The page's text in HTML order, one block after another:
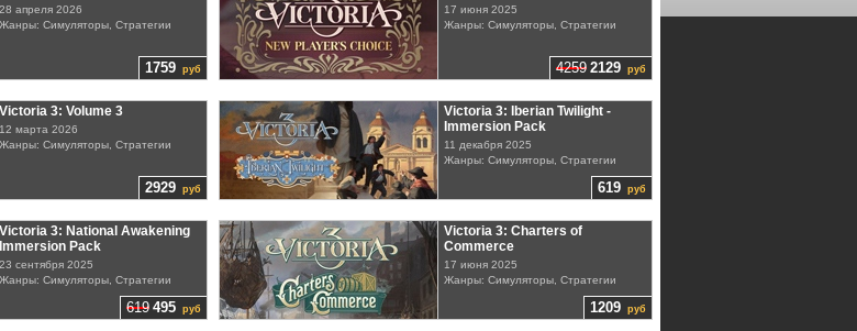
1759 руб
28 апреля 2026
Жанры: Симуляторы, Стратегии
4259 2129 руб
17 июня 2025
Жанры: Симуляторы, Стратегии
2929 руб
Victoria 3: Volume 3
12 марта 2026
Жанры: Симуляторы, Стратегии
619 руб
Victoria 3: Iberian Twilight -
Immersion Pack
11 декабря 2025
Жанры: Симуляторы, Стратегии
619 495 руб
Victoria 3: National Awakening
Immersion Pack
23 сентября 2025
Жанры: Симуляторы, Стратегии
1209 руб
Victoria 3: Charters of
Commerce
17 июня 2025
Жанры: Симуляторы, Стратегии